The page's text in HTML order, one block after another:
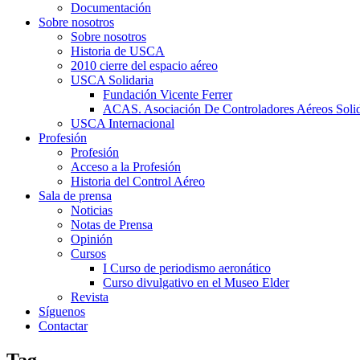
Documentación
Sobre nosotros
Sobre nosotros
Historia de USCA
2010 cierre del espacio aéreo
USCA Solidaria
Fundación Vicente Ferrer
ACAS. Asociación De Controladores Aéreos
USCA Internacional
Profesión
Profesión
Acceso a la Profesión
Historia del Control Aéreo
Sala de prensa
Noticias
Notas de Prensa
Opinión
Cursos
I Curso de periodismo aeronático
Curso divulgativo en el Museo Elder
Revista
Síguenos
Contactar